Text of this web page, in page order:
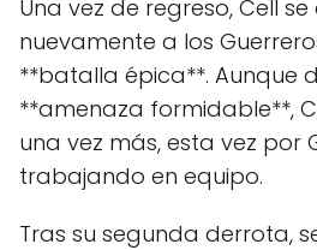
Una vez de regreso, Cell
nuevamente a los
**batalla épica**. Aunque
**amenaza formidable**,
una vez más, esta vez por
trabajando en equipo.
Tras su segunda derrota,